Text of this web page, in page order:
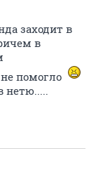
заходит в
в
помогло
нетю.....